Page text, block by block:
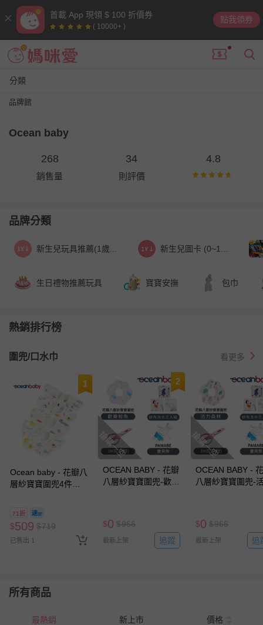
首載 App 現領 $ 100 折價券
( 10000+ )
點我領券
分類
品牌館
Ocean baby
268
銷售量
34
則評價
4.8
品牌分類
新生兒玩具推薦(1歲... 新生兒圖卡 (0~1...
生日禮物推薦玩具 寶寶安撫 包巾
熱銷排行榜
圍兜/口水巾 看更多
1
Ocean baby - 花瓣八
層紗寶寶圍兜4件組-
虹 (28x28cm)
71折
$509 $719
已售出 1
2
搶購一空
OCEAN BABY - 花瓣
八層紗寶寶圍兜-歡樂
$0 $966
最新上架 追蹤
搶購一空
OCEAN BABY -
八層紗寶寶圍兜-
$0 $966
最新上架 追
所有商品
最熱銷 新上市 價格